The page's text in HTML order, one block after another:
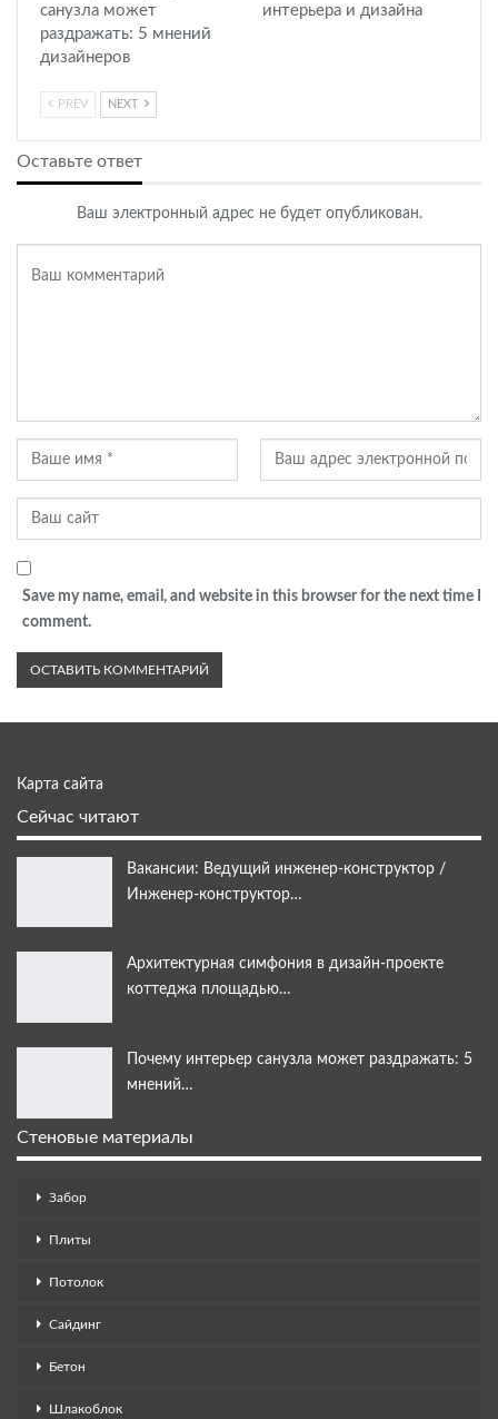
санузла может
раздражать: 5 мнений
дизайнеров
интерьера и дизайна
PREV NEXT
Оставьте ответ
Ваш электронный адрес не будет опубликован.
Save my name, email, and website in this browser for the next time I
comment.
Карта сайта
Сейчас читают
Вакансии: Ведущий инженер-конструктор /
Инженер-конструктор…
Архитектурная симфония в дизайн-проекте
коттеджа площадью…
Почему интерьер санузла может раздражать: 5
мнений…
Стеновые материалы
Забор
Плиты
Потолок
Сайдинг
Бетон
Шлакоблок